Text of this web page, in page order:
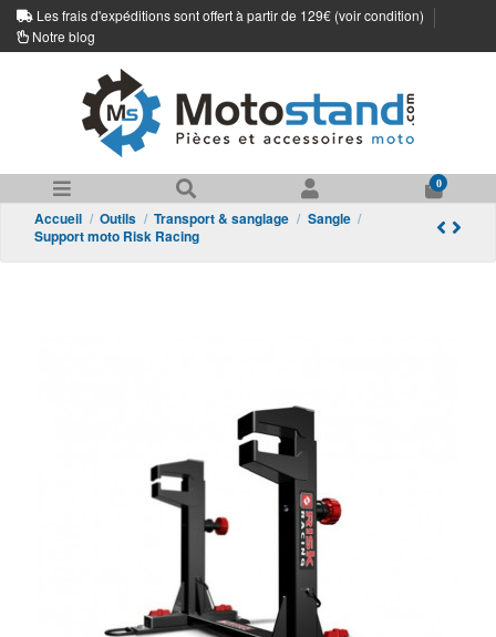
Les frais d'expéditions sont offert à partir de 129€ (voir condition)
Notre blog
0
Accueil Outils Transport & sanglage
Sangle
Support moto Risk Racing